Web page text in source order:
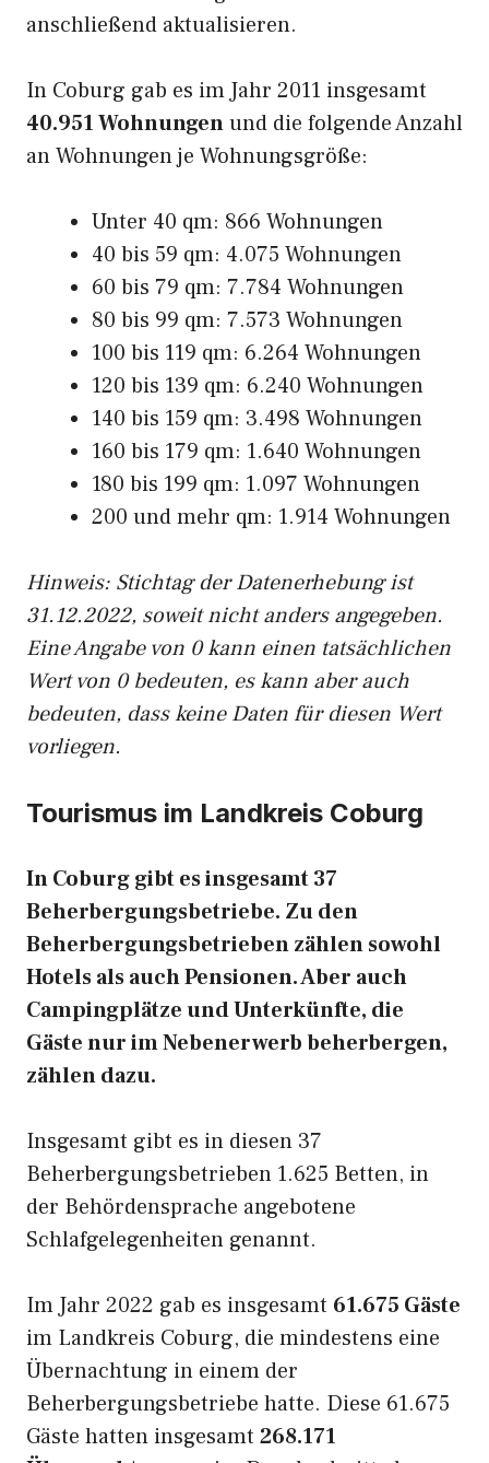
anschließend aktualisieren.
In Coburg gab es im Jahr 2011 insgesamt
40.951 Wohnungenund die folgende Anzahl
an Wohnungen je Wohnungsgröße:
Unter 40 qm: 866 Wohnungen
40 bis 59 qm: 4.075 Wohnungen
60 bis 79 qm: 7.784 Wohnungen
80 bis 99 qm: 7.573 Wohnungen
100 bis 119 qm: 6.264 Wohnungen
120 bis 139 qm: 6.240 Wohnungen
140 bis 159 qm: 3.498 Wohnungen
160 bis 179 qm: 1.640 Wohnungen
180 bis 199 qm: 1.097 Wohnungen
200 und mehr qm: 1.914 Wohnungen
Hinweis: Stichtag der Datenerhebung ist
31.12.2022, soweit nicht anders angegeben.
Eine Angabe von 0 kann einen tatsächlichen
Wert von 0 bedeuten, es kann aber auch
bedeuten, dass keine Daten für diesen Wert
vorliegen.
Tourismus im Landkreis Coburg
In Coburg gibt es insgesamt 37
Beherbergungsbetriebe. Zu den
Beherbergungsbetrieben zählen sowohl
Hotels als auch Pensionen. Aber auch
Campingplätze und Unterkünfte, die
Gäste nur im Nebenerwerb beherbergen,
zählen dazu.
Insgesamt gibt es in diesen 37
Beherbergungsbetrieben 1.625 Betten, in
der Behördensprache angebotene
Schlafgelegenheiten genannt.
Im Jahr 2022 gab es insgesamt 61.675 Gäste
im Landkreis Coburg, die mindestens eine
Übernachtung in einem der
Beherbergungsbetriebe hatte. Diese 61.675
Gäste hatten insgesamt 268.171